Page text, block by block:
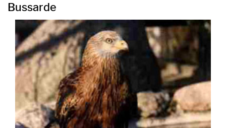
Bussarde